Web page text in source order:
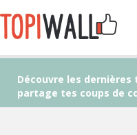
Découvre les dernières
partage tes coups de